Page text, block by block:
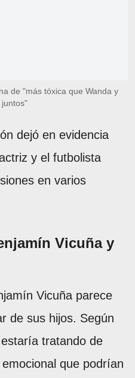
de "más tóxica que Wanda y
dejó en evidencia
y el futbolista
en varios
Vicuña y
Vicuña parece
de sus hijos. Según
tratando de
que podrían